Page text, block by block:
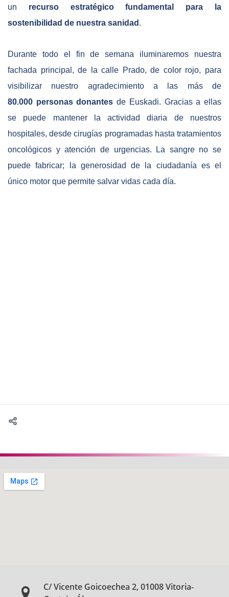
un recurso estratégico fundamental para la
sostenibilidad de nuestra sanidad .
Durante todo el fin de semana iluminaremos nuestra
fachada principal, de la calle Prado, de color rojo, para
visibilizar nuestro agradecimiento a las más de
80.000 personas donantes de Euskadi. Gracias a ellas
se puede mantener la actividad diaria de nuestros
hospitales, desde cirugías programadas hasta tratamientos
oncológicos y atención de urgencias. La sangre no se
puede fabricar; la generosidad de la ciudadanía es el
único motor que permite salvar vidas cada día.
C/ Vicente Goicoechea 2, 01008 Vitoria-